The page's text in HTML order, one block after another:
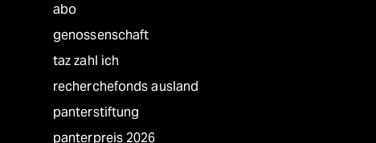
abo
genossenschaft
taz zahl ich
recherchefonds ausland
panterstiftung
panterpreis 2026